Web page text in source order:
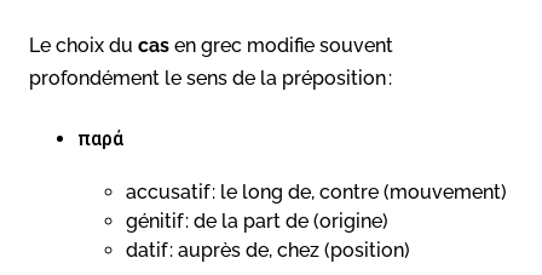
Le choix du cas en grec modifie souvent
profondément le sens de la préposition :
παρά
accusatif : le long de, contre (mouvement)
génitif : de la part de (origine)
datif : auprès de, chez (position)